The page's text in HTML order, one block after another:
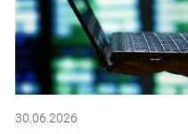
30.06.2026